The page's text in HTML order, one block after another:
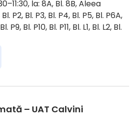
la: 8A, Bl. 8B, Aleea
P2, Bl. P3, Bl. P4, Bl. P5, Bl. P6A,
P9, Bl. P10, Bl. P11, Bl. L1, Bl. L2, Bl.
– UAT Calvini